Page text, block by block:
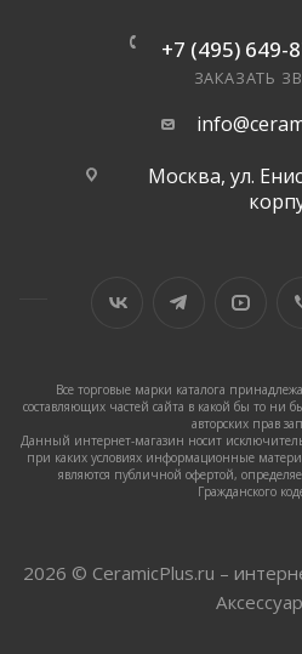
+7 (495) 649-
ЗАКАЗАТЬ
Москва, ул.
Все торговые марки каталога
составляющих частей сайта в какой бы то ни
авторских прав
Данный интернет-магазин носит
при каких условиях информационные
являются публичной офертой,
Гражданского
2026 © CeramicPlus.ru –